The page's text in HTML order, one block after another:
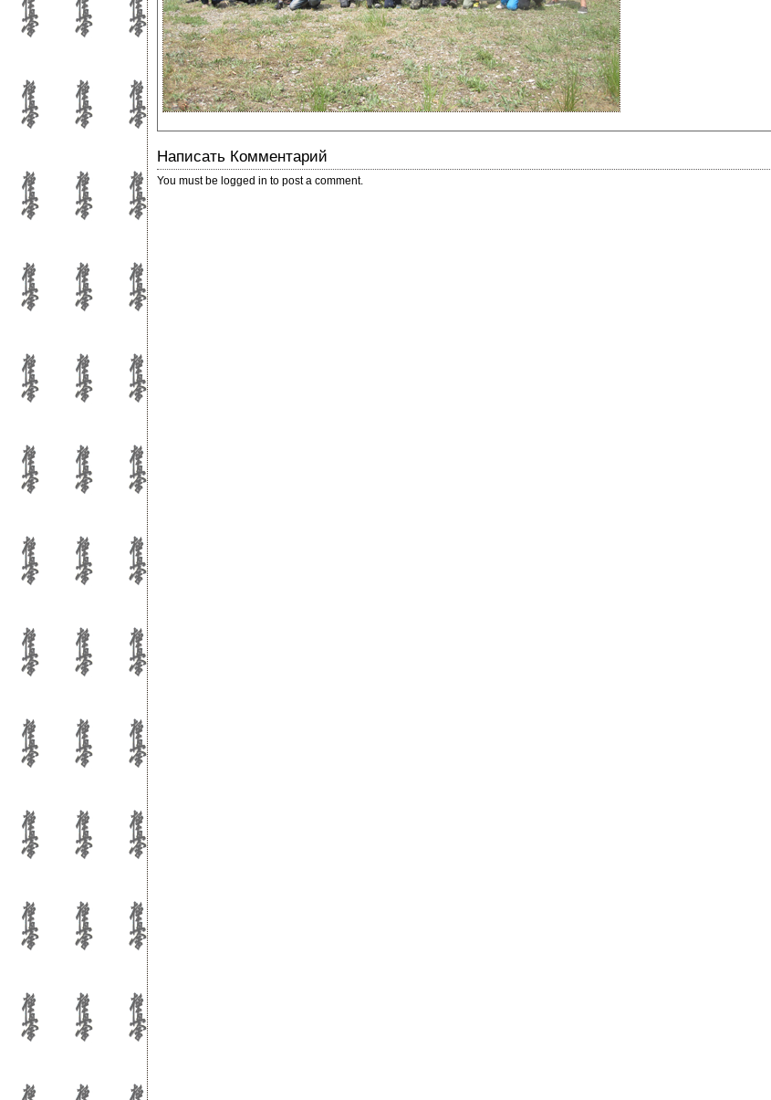
Написать Комментарий
You must be logged in to post a comment.